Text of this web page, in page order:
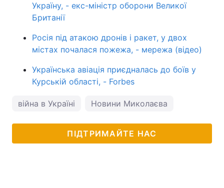
Україну, - екс-міністр оборони Великої
Британії
Росія під атакою дронів і ракет, у двох
містах почалася пожежа, - мережа (відео)
Українська авіація приєдналась до боїв у
Курській області, - Forbes
війна в Україні Новини Миколаєва
ПІДТРИМАЙТЕ НАС